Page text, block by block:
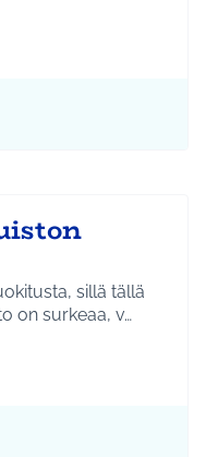
Ympäristö
sillä tällä
on surkeaa, v…
Ympäristö